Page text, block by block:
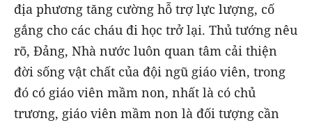
địa phương tăng cường hỗ trợ lực lượng, cố
gắng cho các cháu đi học trở lại. Thủ tướng nêu
rõ, Đảng, Nhà nước luôn quan tâm cải thiện
đời sống vật chất của đội ngũ giáo viên, trong
đó có giáo viên mầm non, nhất là có chủ
trương, giáo viên mầm non là đối tượng cần